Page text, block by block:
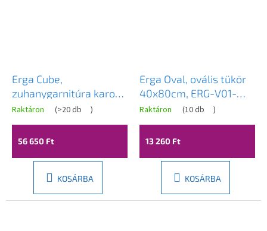
Erga Cube,
zuhanygarnitúra karos
csapteleppel, kád
kifolyóval és esőfejjel
25x25cm, króm, ERG-
Raktáron (>20 db )
56 650 Ft
KOSÁRBA
Erga Oval, ovális tükör
40x80cm, ERG-V01-
OVAL-4080-CL
Raktáron (10 db )
13 260 Ft
KOSÁRBA